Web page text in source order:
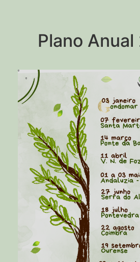
Plano